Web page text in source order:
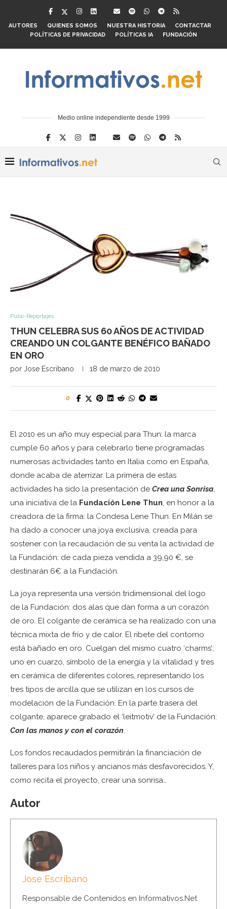
AUTORES QUIENES SOMOS NUESTRA HISTORIA
CONTACTAR
POLÍTICAS DE PRIVACIDAD
POLÍTICAS IA FUNDACIÓN
Medio online independiente desde 1999
Publi-Reportajes
THUN CELEBRA SUS 60 AÑOS DE ACTIVIDAD
CREANDO UN COLGANTE BENÉFICO BAÑADO
EN ORO
por Jose Escribano 18 de marzo de 2010
0
El 2010 es un año muy especial para Thun: la marca
cumple 60 años y para celebrarlo tiene programadas
numerosas actividades tanto en Italia como en España,
donde acaba de aterrizar. La primera de estas
actividades ha sido la presentación de Crea una Sonrisa,
una iniciativa de la Fundación Lene Thun, en honor a la
creadora de la firma: la Condesa Lene Thun. En Milán se
ha dado a conocer una joya exclusiva, creada para
sostener con la recaudación de su venta la actividad de
la Fundación: de cada pieza vendida a 39,90 €, se
destinarán 6€ a la Fundación.
La joya representa una versión tridimensional del logo
de la Fundación: dos alas que dan forma a un corazón
de oro. El colgante de cerámica se ha realizado con una
técnica mixta de frío y de calor. El ribete del contorno
está bañado en oro. Cuelgan del mismo cuatro ‘charms’;
uno en cuarzo, símbolo de la energía y la vitalidad y tres
en cerámica de diferentes colores, representando los
tres tipos de arcilla que se utilizan en los cursos de
modelación de la Fundación. En la parte trasera del
colgante, aparece grabado el ‘leitmotiv’ de la Fundación:
Con las manos y con el corazón.
Los fondos recaudados permitirán la financiación de
talleres para los niños y ancianos más desfavorecidos. Y,
como recita el proyecto, crear una sonrisa…
Autor
Jose Escribano
Responsable de Contenidos en Informativos.Net